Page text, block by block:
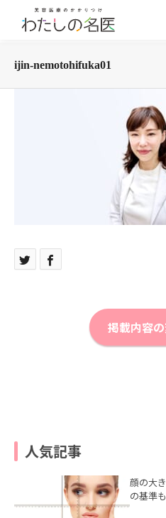
ijin-nemotohifuka01
掲載内容
人気記事
顔の大
の基準